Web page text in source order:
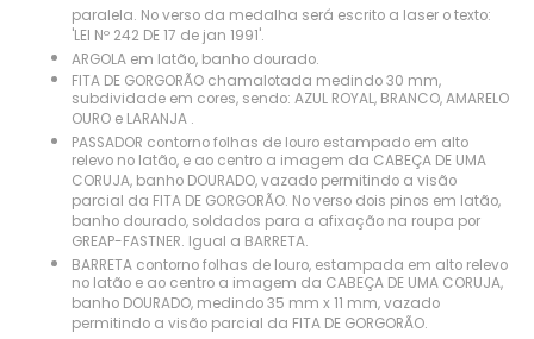
paralela. No verso da medalha será escrito a laser o texto:
'LEI Nº 242 DE 17 de jan 1991'.
ARGOLA em latão, banho dourado.
FITA DE GORGORÃO chamalotada medindo 30 mm,
subdividade em cores, sendo: AZUL ROYAL, BRANCO, AMARELO
OURO e LARANJA .
PASSADOR contorno folhas de louro estampado em alto
relevo no latão, e ao centro a imagem da CABEÇA DE UMA
CORUJA, banho DOURADO, vazado permitindo a visão
parcial da FITA DE GORGORÃO. No verso dois pinos em latão,
banho dourado, soldados para a afixação na roupa por
GREAP-FASTNER. Igual a BARRETA.
BARRETA contorno folhas de louro, estampada em alto relevo
no latão e ao centro a imagem da CABEÇA DE UMA CORUJA,
banho DOURADO, medindo 35 mm x 11 mm, vazado
permitindo a visão parcial da FITA DE GORGORÃO.